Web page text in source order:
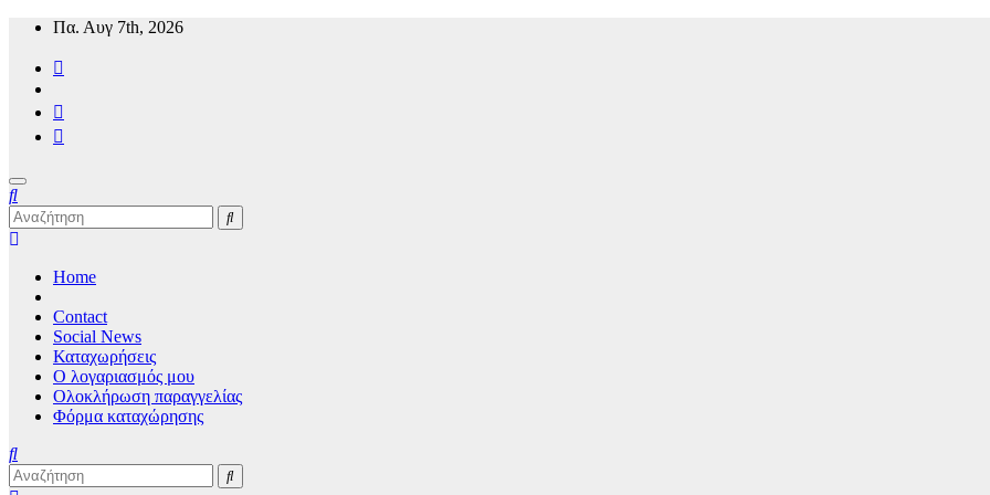
Μετάβαση
περιεχόμενο
Πα. Αυγ 7th, 2026
Mykonos24 Travel News
Home
Contact
Social News
Καταχωρήσεις
Ο λογαριασμός μου
Ολοκλήρωση παραγγελίας
Φόρμα καταχώρησης